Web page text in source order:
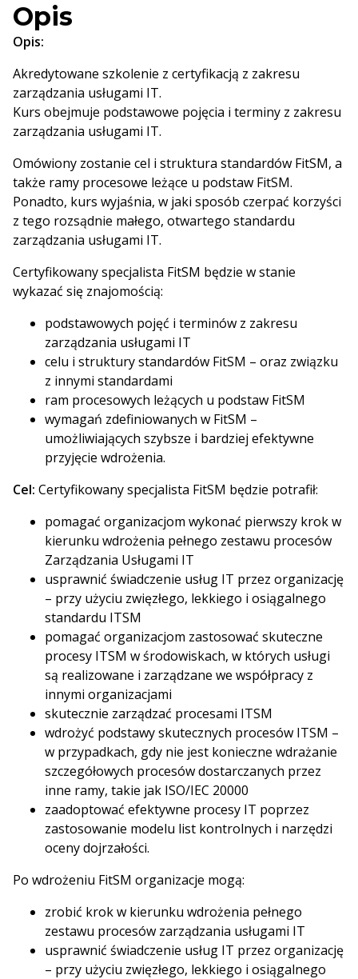
Opis
Opis:
Akredytowane szkolenie z certyfikacją z zakresu
zarządzania usługami IT.
Kurs obejmuje podstawowe pojęcia i terminy z zakresu
zarządzania usługami IT.
Omówiony zostanie cel i struktura standardów FitSM, a
także ramy procesowe leżące u podstaw FitSM.
Ponadto, kurs wyjaśnia, w jaki sposób czerpać korzyści
z tego rozsądnie małego, otwartego standardu
zarządzania usługami IT.
Certyfikowany specjalista FitSM będzie w stanie
wykazać się znajomością:
podstawowych pojęć i terminów z zakresu
zarządzania usługami IT
celu i struktury standardów FitSM – oraz związku
z innymi standardami
ram procesowych leżących u podstaw FitSM
wymagań zdefiniowanych w FitSM –
umożliwiających szybsze i bardziej efektywne
przyjęcie wdrożenia.
Cel: Certyfikowany specjalista FitSM będzie potrafił:
pomagać organizacjom wykonać pierwszy krok w
kierunku wdrożenia pełnego zestawu procesów
Zarządzania Usługami IT
usprawnić świadczenie usług IT przez organizację
– przy użyciu zwięzłego, lekkiego i osiągalnego
standardu ITSM
pomagać organizacjom zastosować skuteczne
procesy ITSM w środowiskach, w których usługi
są realizowane i zarządzane we współpracy z
innymi organizacjami
skutecznie zarządzać procesami ITSM
wdrożyć podstawy skutecznych procesów ITSM –
w przypadkach, gdy nie jest konieczne wdrażanie
szczegółowych procesów dostarczanych przez
inne ramy, takie jak ISO/IEC 20000
zaadoptować efektywne procesy IT poprzez
zastosowanie modelu list kontrolnych i narzędzi
oceny dojrzałości.
Po wdrożeniu FitSM organizacje mogą:
zrobić krok w kierunku wdrożenia pełnego
zestawu procesów zarządzania usługami IT
usprawnić świadczenie usług IT przez organizację
– przy użyciu zwięzłego, lekkiego i osiągalnego